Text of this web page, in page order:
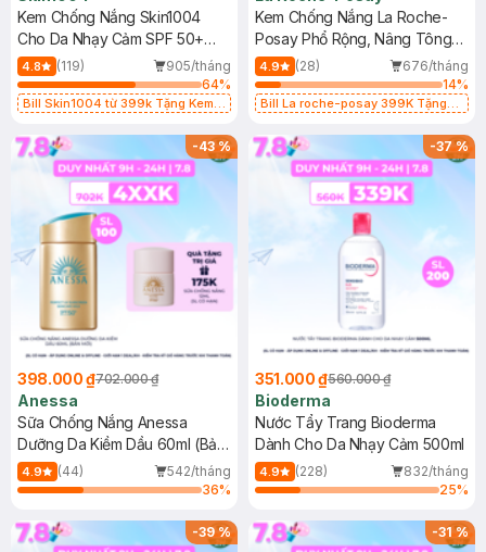
Kem Chống Nắng Skin1004
Cho Da Nhạy Cảm SPF 50+
50ml
4.8 (119)
905/tháng
64%
Bill Skin1004 từ 399k Tặng Kem
SPF 50+ 20ml (SL Có Hạn)
Kem Chống Nắng La Roche-
Posay Phổ Rộng, Nâng Tông
Kiềm Dầu 50ml
4.9 (28)
676/tháng
14%
Bill La roche-posay 399K Tặng
(SL có hạn)
-43%
398.000 ₫702.000 ₫
Anessa
Sữa Chống Nắng Anessa
Dưỡng Da Kiềm Dầu 60ml (Bản
Mới)
4.9 (44)
542/tháng
36%
-37%
351.000 ₫560.000 ₫
Bioderma
Nước Tẩy Trang Bioderma
Dành Cho Da Nhạy Cảm 500ml
4.9 (228)
832/tháng
25%
-39% -31%